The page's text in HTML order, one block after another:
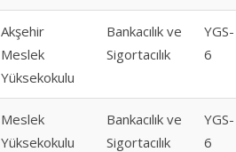
Akşehir
Meslek
Yüksekokulu
Bankacılık ve
Sigortacılık
YGS-
6
Meslek
Yüksekokulu
Bankacılık ve
Sigortacılık
YGS-
6